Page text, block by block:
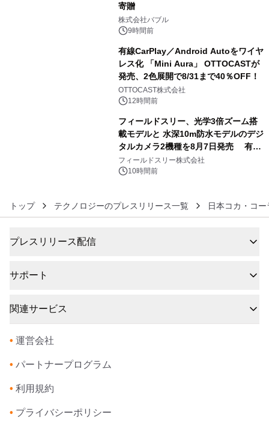
寄贈
株式会社バブル
9時間前
有線CarPlay／Android Autoをワイヤ
レス化 「Mini Aura」 OTTOCASTが
発売、2色展開で8/31まで40％OFF！
OTTOCAST株式会社
12時間前
フィールドスリー、光学3倍ズーム搭
載モデルと 水深10m防水モデルのデジ
タルカメラ2機種を8月7日発売 有効
約1300万画素、用途別に選べるコンデ
ジ新登場
フィールドスリー株式会社
10時間前
トップ テクノロジーのプレスリリース一覧 日本コカ・コ
プレスリリース配信
サポート
関連サービス
• 運営会社
• パートナープログラム
• 利用規約
• プライバシーポリシー